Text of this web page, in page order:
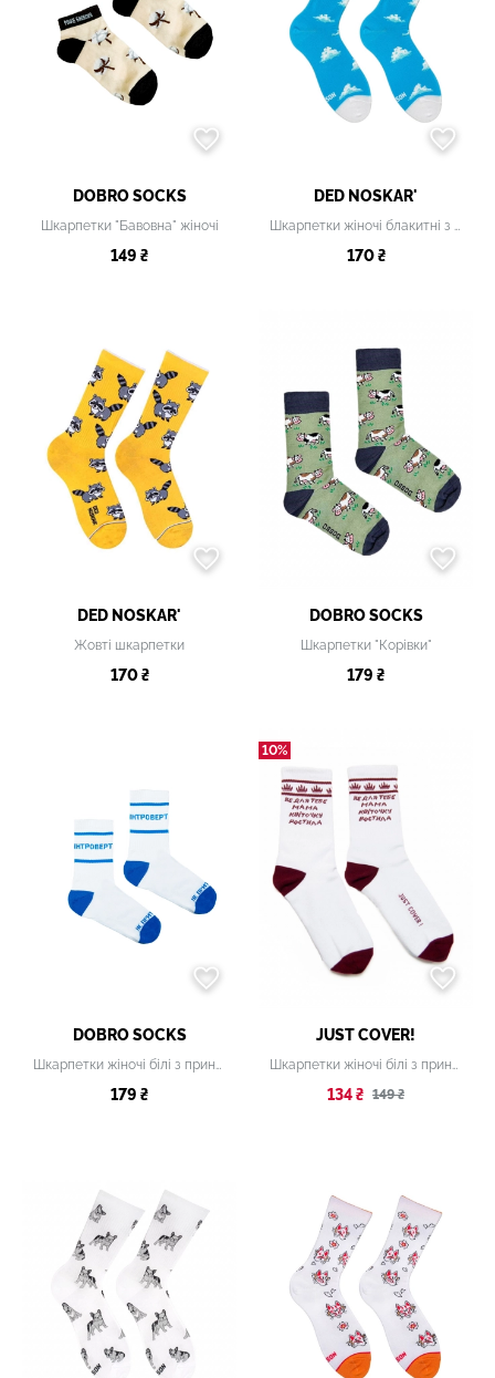
DOBRO SOCKS
Шкарпетки "Бавовна" жіночі
149 ₴
DED NOSKAR'
Шкарпетки жіночі блакитні з принтом
170 ₴
DED NOSKAR'
Жовті шкарпетки
170 ₴
DOBRO SOCKS
Шкарпетки "Корівки"
179 ₴
DOBRO SOCKS
Шкарпетки жіночі білі з принтом
179 ₴
10%
JUST COVER!
Шкарпетки жіночі білі з принтом
134 ₴ 149 ₴